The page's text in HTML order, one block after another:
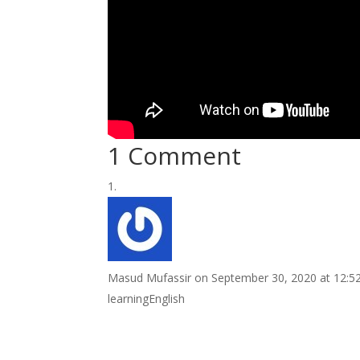
1 Comment
Masud Mufassir on September 30, 2020 at
learningEnglish